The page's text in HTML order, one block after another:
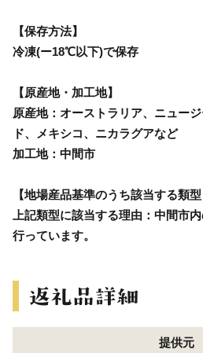
【保存方法】
冷凍(ー18℃以下)で保存
【原産地・加工地】
原産地：オーストラリア、ニュー
ド、メキシコ、ニカラグアなど
加工地：中間市
【地場産品基準のうち該当する類型
上記類型に該当する理由：中間市
行っています。
提供元